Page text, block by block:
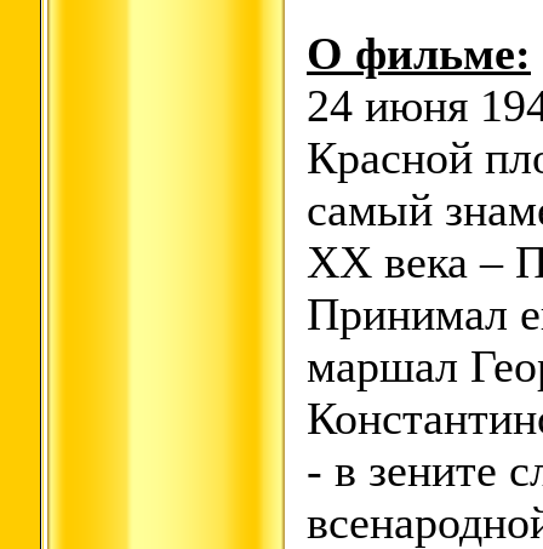
О фильме:
24 июня
Красной
самый
XX века –
Принимал
маршал
- в зените